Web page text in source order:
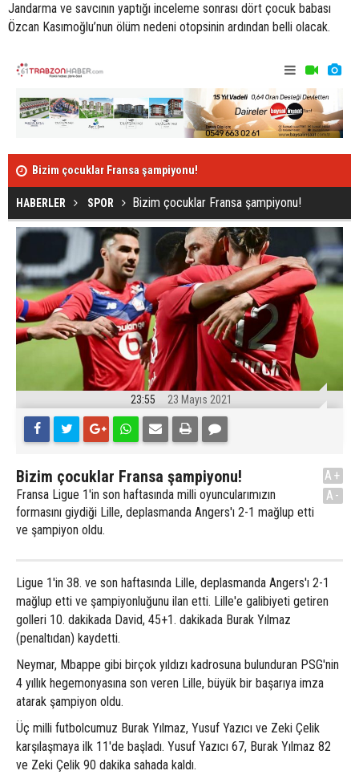
Jandarma ve savcının yaptığı inceleme sonrası dört çocuk babası
Özcan Kasımoğlu’nun ölüm nedeni otopsinin ardından belli olacak.
Bizim çocuklar Fransa şampiyonu!
HABERLER SPOR Bizim çocuklar Fransa şampiyonu!
23:55 23 Mayıs 2021
Bizim çocuklar Fransa şampiyonu!
Fransa Ligue 1'in son haftasında milli oyuncularımızın
formasını giydiği Lille, deplasmanda Angers'ı 2-1 mağlup etti
ve şampiyon oldu.
A+
A-
Ligue 1'in 38. ve son haftasında Lille, deplasmanda Angers'ı 2-1
mağlup etti ve şampiyonluğunu ilan etti. Lille'e galibiyeti getiren
golleri 10. dakikada David, 45+1. dakikada Burak Yılmaz
(penaltıdan) kaydetti.
Neymar, Mbappe gibi birçok yıldızı kadrosuna bulunduran PSG'nin
4 yıllık hegemonyasına son veren Lille, büyük bir başarıya imza
atarak şampiyon oldu.
Üç milli futbolcumuz Burak Yılmaz, Yusuf Yazıcı ve Zeki Çelik
karşılaşmaya ilk 11'de başladı. Yusuf Yazıcı 67, Burak Yılmaz 82
ve Zeki Çelik 90 dakika sahada kaldı.